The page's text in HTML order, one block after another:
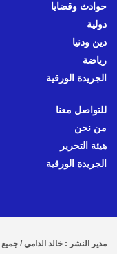
حوادث وقضايا
دولية
دين ودنيا
رياضة
الجريدة الورقية
للتواصل معنا
من نحن
هيئة التحرير
الجريدة الورقية
مدير النشر : خالد الدامي / جميع